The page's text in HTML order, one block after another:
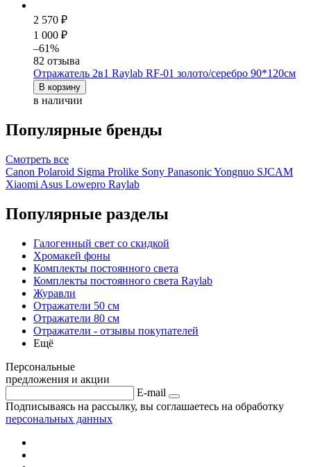
2 570 ₽
1 000 ₽
–61%
82 отзыва
Отражатель 2в1 Raylab RF-01 золото/серебро 90*120см
В корзину
в наличии
Популярные бренды
Смотреть все
Canon Polaroid Sigma Prolike Sony PanasonicYongnuo SJCAM
Xiaomi Asus Lowepro Raylab
Популярные разделы
Галогенный свет со скидкой
Хромакей фоны
Комплекты постоянного света
Комплекты постоянного света Raylab
Журавли
Отражатели 50 см
Отражатели 80 см
Отражатели - отзывы покупателей
Ещё
Персональные
предложения и акции
E-mail
Подписываясь на рассылку, вы соглашаетесь на обработку
персональных данных